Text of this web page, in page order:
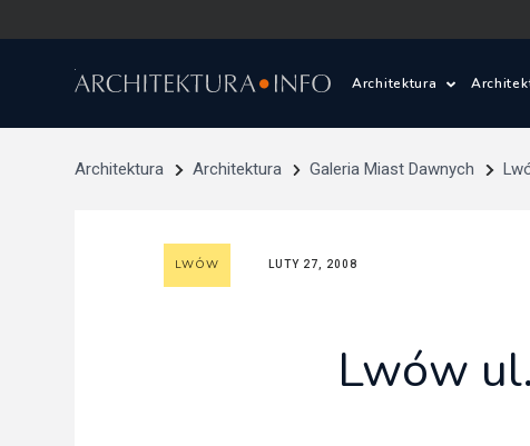
Architektura
Architektura Architektura Galeria Miast Dawnych
LWÓW LUTY 27, 2008
Lwów